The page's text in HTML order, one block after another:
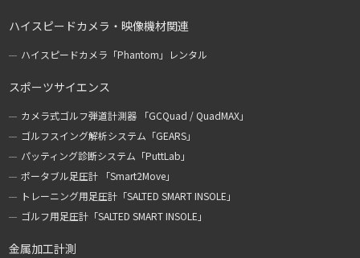
ハイスピードカメラ・映像機材関連
ハイスピードカメラ「Phantom」レンタル
スポーツサイエンス
カメラ式ゴルフ弾道計測器 「GCQuad / QuadMAX」
ゴルフスイング解析システム「GEARS」
パッティング診断システム「PuttLab」
ポータブル足圧計 「Smart2Move」
トレーニング用足圧計「SALTED SMART INSOLE」
ゴルフ用足圧計「SALTED SMART INSOLE」
金属加工計測